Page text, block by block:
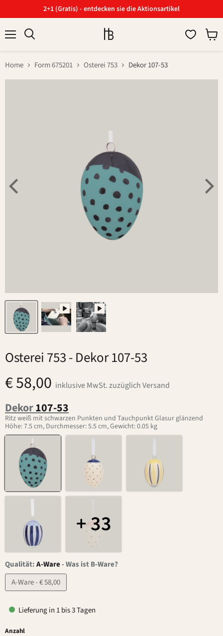
2+1 (Gratis) - entdecken sie die Aktionsartikel
Home Form 675201 Osterei 753 Dekor 107-53
Osterei 753- Dekor 107-53
€ 58,00 inklusive MwSt. zuzüglich Versand
Dekor107-53
Ritz weiß mit schwarzen Punkten und Tauchpunkt Glasur glänzend
Höhe: 7.5 cm, Durchmesser: 5.5 cm, Gewicht: 0.05 kg
+ 33
Qualität:A-Ware-Was ist B-Ware?
A-Ware - € 58,00
Lieferung in 1 bis 3 Tagen
Anzahl